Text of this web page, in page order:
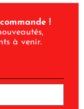
!
à venir.